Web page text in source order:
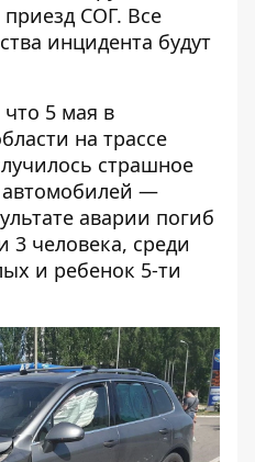
СОГ. Все
инцидента будут
5 мая в
на трассе
страшное
автомобилей —
аварии погиб
3 человека, среди
и ребенок 5-ти